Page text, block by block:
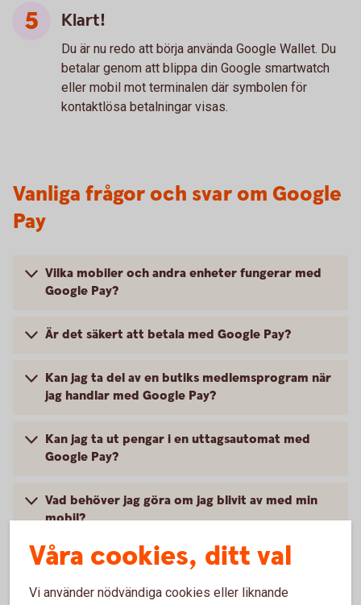
Klart!
Du är nu redo att börja använda Google Wallet. Du
betalar genom att blippa din Google smartwatch
eller mobil mot terminalen där symbolen för
kontaktlösa betalningar visas.
Vanliga frågor och svar om Google
Pay
Vilka mobiler och andra enheter fungerar med
Google Pay?
Är det säkert att betala med Google Pay?
Kan jag ta del av en butiks medlemsprogram när
jag handlar med Google Pay?
Kan jag ta ut pengar i en uttagsautomat med
Google Pay?
Vad behöver jag göra om jag blivit av med min
mobil?
Vart vänder jag mig vid problem?
Våra cookies, ditt val
Vi använder nödvändiga cookies eller liknande